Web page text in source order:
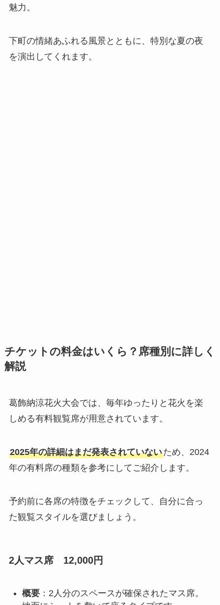
魅力。
下町の情緒あふれる風景とともに、特別な夏の夜
を演出してくれます。
チケットの料金はいくら？席種別に詳しく
解説
葛飾納涼花火大会では、毎年ゆったりと花火を楽
しめる有料観覧席が用意されています。
2025年の詳細はまだ発表されていないため、2024
年の有料席の種類を参考にしてご紹介します。
予約前に各席の特徴をチェックして、自分に合っ
た観覧スタイルを選びましょう。
2人マス席 12,000円
概要：2人分のスペースが確保されたマス席。